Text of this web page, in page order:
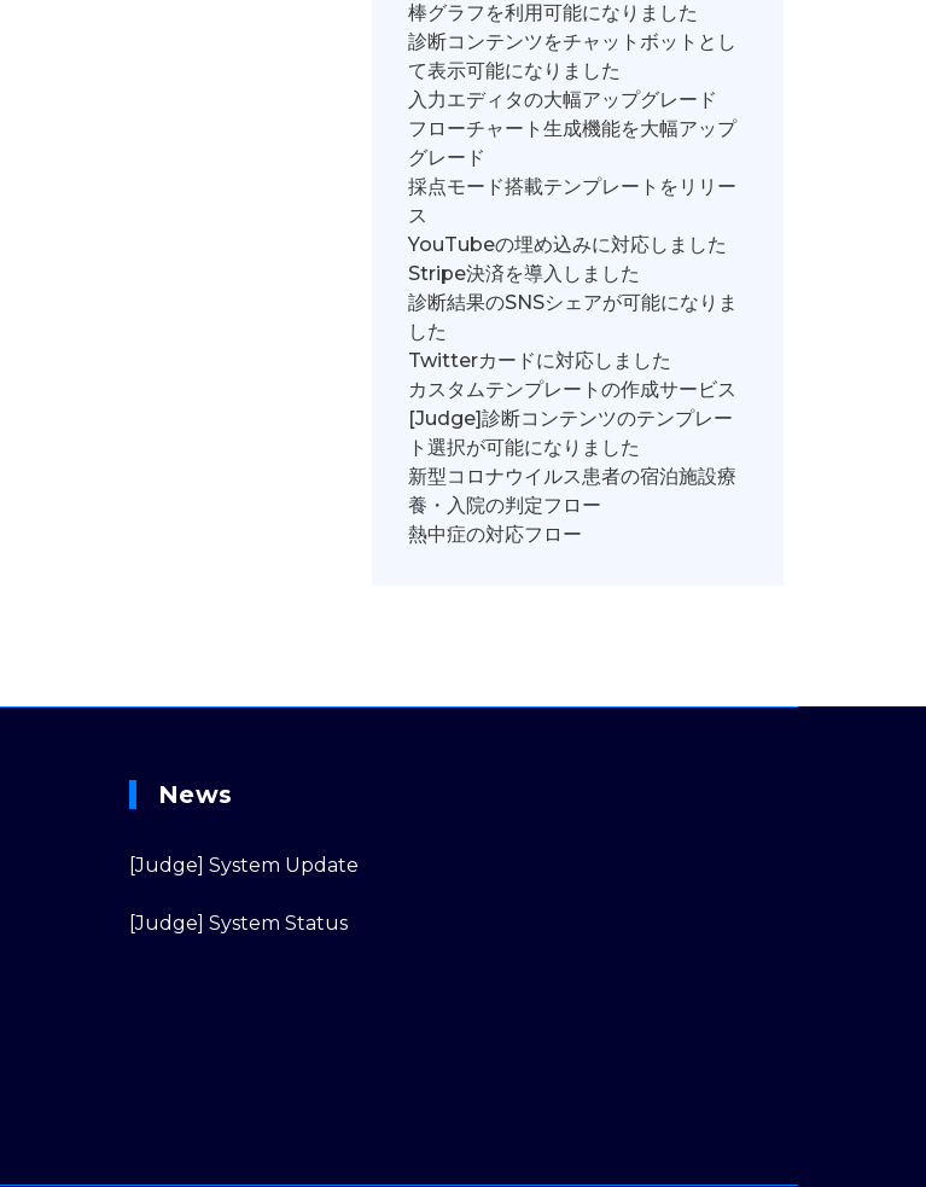
棒グラフを利用可能になりました
診断コンテンツをチャットボットとし
て表示可能になりました
入力エディタの大幅アップグレード
フローチャート生成機能を大幅アップ
グレード
採点モード搭載テンプレートをリリー
ス
YouTubeの埋め込みに対応しました
Stripe決済を導入しました
診断結果のSNSシェアが可能になりま
した
Twitterカードに対応しました
カスタムテンプレートの作成サービス
[Judge]診断コンテンツのテンプレー
ト選択が可能になりました
新型コロナウイルス患者の宿泊施設療
養・入院の判定フロー
熱中症の対応フロー
News
[Judge] System Update
[Judge] System Status